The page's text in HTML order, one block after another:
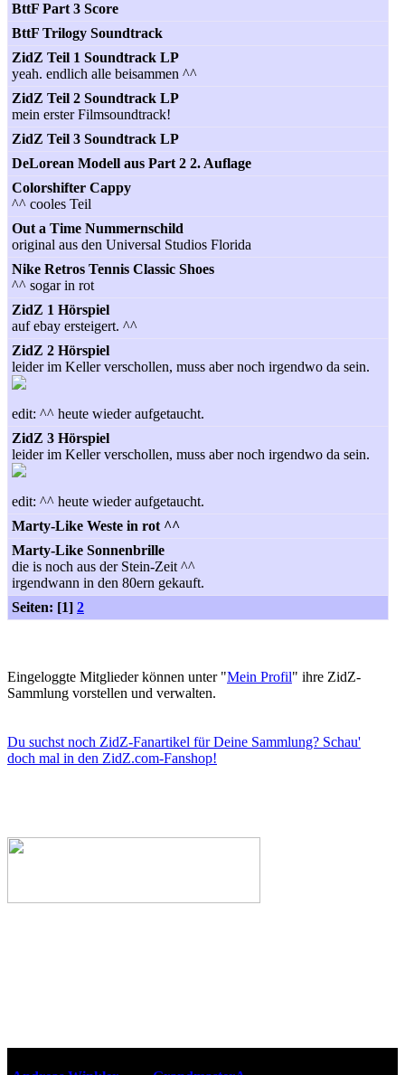
BttF Part 3 Score
BttF Trilogy Soundtrack
ZidZ Teil 1 Soundtrack LP
yeah. endlich alle beisammen ^^
ZidZ Teil 2 Soundtrack LP
mein erster Filmsoundtrack!
ZidZ Teil 3 Soundtrack LP
DeLorean Modell aus Part 2 2. Auflage
Colorshifter Cappy
^^ cooles Teil
Out a Time Nummernschild
original aus den Universal Studios Florida
Nike Retros Tennis Classic Shoes
^^ sogar in rot
ZidZ 1 Hörspiel
auf ebay ersteigert. ^^
ZidZ 2 Hörspiel
leider im Keller verschollen, muss aber noch irgendwo da sein.
edit: ^^ heute wieder aufgetaucht.
ZidZ 3 Hörspiel
leider im Keller verschollen, muss aber noch irgendwo da sein.
edit: ^^ heute wieder aufgetaucht.
Marty-Like Weste in rot ^^
Marty-Like Sonnenbrille
die is noch aus der Stein-Zeit ^^
irgendwann in den 80ern gekauft.
Seiten: [1] 2
Eingeloggte Mitglieder können unter "Mein Profil" ihre ZidZ-
Sammlung vorstellen und verwalten.
Du suchst noch ZidZ-Fanartikel für Deine Sammlung? Schau'
doch mal in den ZidZ.com-Fanshop!